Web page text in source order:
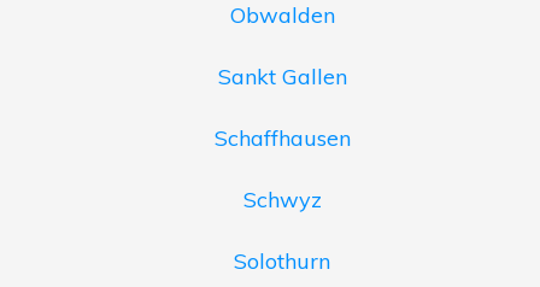
Obwalden
Sankt Gallen
Schaffhausen
Schwyz
Solothurn